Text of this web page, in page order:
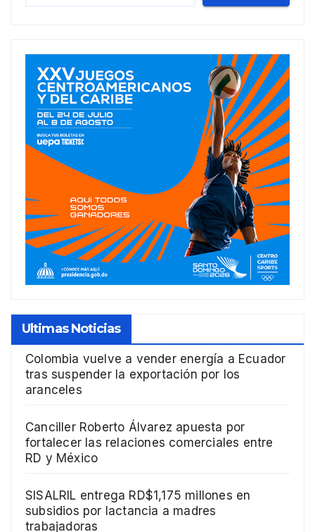
Ultimas Noticias
Colombia vuelve a vender energía a Ecuador
tras suspender la exportación por los
aranceles
Canciller Roberto Álvarez apuesta por
fortalecer las relaciones comerciales entre
RD y México
SISALRIL entrega RD$1,175 millones en
subsidios por lactancia a madres
trabajadoras